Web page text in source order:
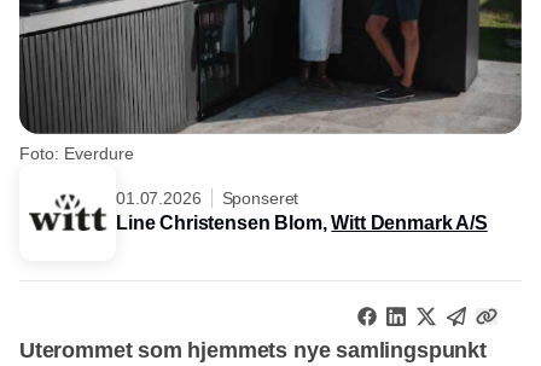
Foto: Everdure
01.07.2026 Sponseret
Line Christensen Blom,Witt Denmark A/S
Uterommet som hjemmets nye samlingspunkt